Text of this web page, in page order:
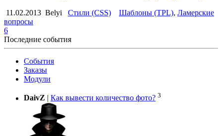
11.02.2013 Belyi Стили (CSS) Шаблоны (TPL), Ламерские
вопросы
6
Последние события
События
Заказы
Модули
DaivZ Как вывести количество фото? 3